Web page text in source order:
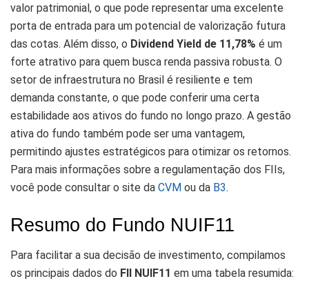
valor patrimonial, o que pode representar uma excelente
porta de entrada para um potencial de valorização futura
das cotas. Além disso, o Dividend Yield de 11,78% é um
forte atrativo para quem busca renda passiva robusta. O
setor de infraestrutura no Brasil é resiliente e tem
demanda constante, o que pode conferir uma certa
estabilidade aos ativos do fundo no longo prazo. A gestão
ativa do fundo também pode ser uma vantagem,
permitindo ajustes estratégicos para otimizar os retornos.
Para mais informações sobre a regulamentação dos FIIs,
você pode consultar o site da CVM ou da B3.
Resumo do Fundo NUIF11
Para facilitar a sua decisão de investimento, compilamos
os principais dados do FII NUIF11 em uma tabela resumida: